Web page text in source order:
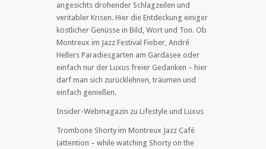
angesichts drohender Schlagzeilen und
veritabler Krisen. Hier die Entdeckung einiger
köstlicher Genüsse in Bild, Wort und Ton. Ob
Montreux im Jazz Festival Fieber, André
Hellers Paradiesgarten am Gardasee oder
einfach nur der Luxus freier Gedanken – hier
darf man sich zurücklehnen, träumen und
einfach genießen.
Insider-Webmagazin zu Lifestyle und Luxus
Trombone Shorty im Montreux Jazz Café
(attention – while watching Shorty on the